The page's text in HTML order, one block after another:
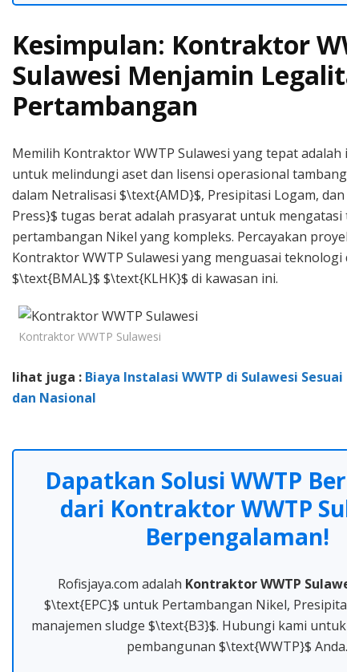
Kesimpulan: Kontraktor
Sulawesi Menjamin
Pertambangan
Memilih Kontraktor WWTP Sulawesi yang tepat adalah
untuk melindungi aset dan lisensi operasional tambang
dalam Netralisasi $\text{AMD}$, Presipitasi Logam, dan
Press}$ tugas berat adalah prasyarat untuk mengatasi
pertambangan Nikel yang kompleks. Percayakan proyek
Kontraktor WWTP Sulawesi yang menguasai teknologi
$\text{BMAL}$ $\text{KLHK}$ di kawasan ini.
Kontraktor WWTP Sulawesi
lihat juga : Biaya Instalasi WWTP di Sulawesi Sesuai
dan Nasional
Dapatkan Solusi WWTP
dari Kontraktor WWTP
Berpengalaman!
Rofisjaya.com adalah Kontraktor WWTP
$\text{EPC}$ untuk Pertambangan Nikel,
manajemen sludge $\text{B3}$. Hubungi kami untuk
pembangunan $\text{WWTP}$ Anda.